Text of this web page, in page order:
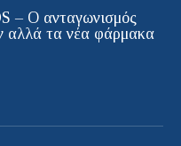
– Ο ανταγωνισμός
αλλά τα νέα φάρμακα